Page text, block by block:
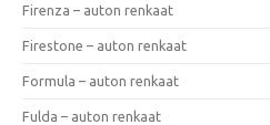
Firenza – auton renkaat
Firestone – auton renkaat
Formula – auton renkaat
Fulda – auton renkaat